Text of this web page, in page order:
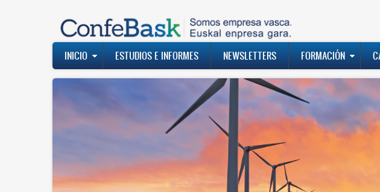
Navegación
principal
INICIO ESTUDIOS E INFORMES NEWSLETTERS FORMACIÓN